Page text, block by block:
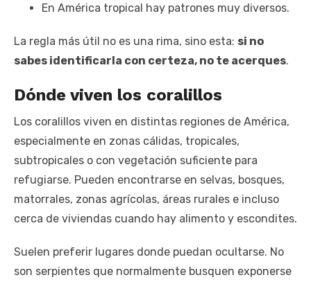
En América tropical hay patrones muy diversos.
La regla más útil no es una rima, sino esta: si no
sabes identificarla con certeza, no te acerques.
Dónde viven los coralillos
Los coralillos viven en distintas regiones de América,
especialmente en zonas cálidas, tropicales,
subtropicales o con vegetación suficiente para
refugiarse. Pueden encontrarse en selvas, bosques,
matorrales, zonas agrícolas, áreas rurales e incluso
cerca de viviendas cuando hay alimento y escondites.
Suelen preferir lugares donde puedan ocultarse. No
son serpientes que normalmente busquen exponerse